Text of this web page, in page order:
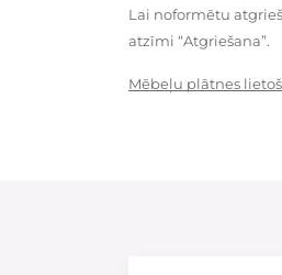
Lai noformētu
atzīmi “Atgriešana”.
Mēbeļu plātnes